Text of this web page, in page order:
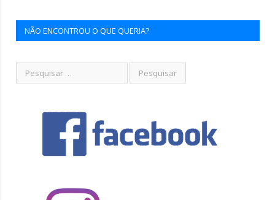
NÃO ENCONTROU O QUE QUERIA?